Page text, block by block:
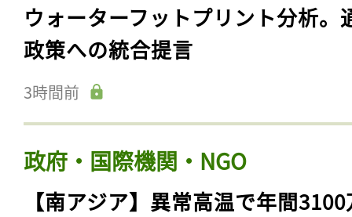
ウォーターフットプリント分析。
政策への統合提言
3時間前
政府・国際機関・NGO
【南アジア】異常高温で年間